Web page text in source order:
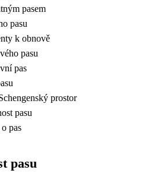
pasem
pasu
k obnově
pasu
pas
prostor
pasu
pas
pasu